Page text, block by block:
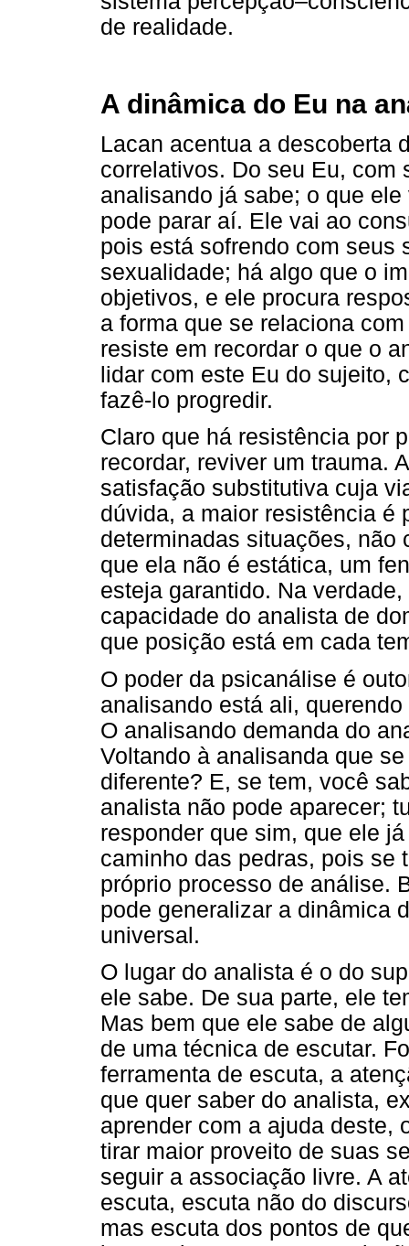
de realidade.
A dinâmica do Eu na
Lacan acentua a descoberta
correlativos. Do seu Eu, com
analisando já sabe; o que
pode parar aí. Ele vai ao
pois está sofrendo com seus
sexualidade; há algo que o
objetivos, e ele procura
a forma que se relaciona
resiste em recordar o que o
lidar com este Eu do sujeito,
fazê-lo progredir.
Claro que há resistência por
recordar, reviver um trauma.
satisfação substitutiva cuja
dúvida, a maior resistência é
determinadas situações, não
que ela não é estática, um
esteja garantido. Na
capacidade do analista de
que posição está em cada
O poder da psicanálise é
analisando está ali,
O analisando demanda do
Voltando à analisanda que
diferente? E, se tem, você
analista não pode aparecer;
responder que sim, que ele
caminho das pedras, pois se
próprio processo de análise.
pode generalizar a dinâmica
universal.
O lugar do analista é o do
ele sabe. De sua parte, ele
Mas bem que ele sabe de
de uma técnica de escutar.
ferramenta de escuta, a
que quer saber do analista,
aprender com a ajuda deste,
tirar maior proveito de suas
seguir a associação livre. A
escuta, escuta não do
mas escuta dos pontos de